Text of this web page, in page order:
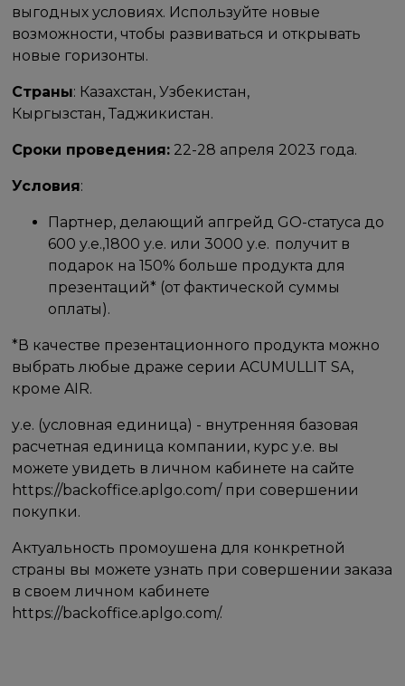
выгодных условиях. Используйте новые
возможности, чтобы развиваться и открывать
новые горизонты.
Страны: Казахстан, Узбекистан,
Кыргызстан, Таджикистан.
Сроки проведения: 22-28 апреля 2023 года.
Условия:
Партнер, делающий апгрейд GO-статуса до
600 у.е.,1800 у.е. или 3000 у.е. получит в
подарок на 150% больше продукта для
презентаций* (от фактической суммы
оплаты).
*В качестве презентационного продукта можно
выбрать любые драже серии ACUMULLIT SA,
кроме AIR.
у.е. (условная единица) - внутренняя базовая
расчетная единица компании, курс у.е. вы
можете увидеть в личном кабинете на сайте
https://backoffice.aplgo.com/ при совершении
покупки.
Актуальность промоушена для конкретной
страны вы можете узнать при совершении заказа
в своем личном кабинете
https://backoffice.aplgo.com/.